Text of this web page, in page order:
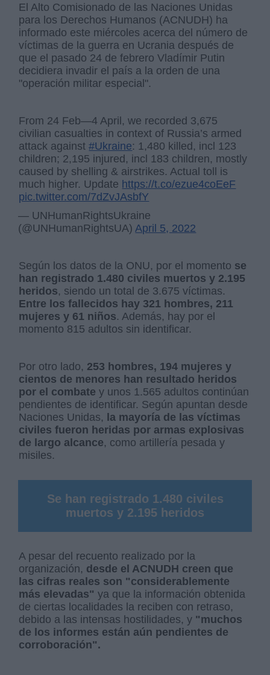
El Alto Comisionado de las Naciones Unidas
para los Derechos Humanos (ACNUDH) ha
informado este miércoles acerca del número de
víctimas de la guerra en Ucrania después de
que el pasado 24 de febrero Vladímir Putin
decidiera invadir el país a la orden de una
"operación militar especial".
From 24 Feb—4 April, we recorded 3,675
civilian casualties in context of Russia’s armed
attack against#Ukraine: 1,480 killed, incl 123
children; 2,195 injured, incl 183 children, mostly
caused by shelling & airstrikes. Actual toll is
much higher. Update https://t.co/ezue4coEeF
pic.twitter.com/7dZvJAsbfY
— UNHumanRightsUkraine
(@UNHumanRightsUA) April 5, 2022
Según los datos de la ONU, por el momento se
han registrado 1.480 civiles muertos y 2.195
heridos, siendo un total de 3.675 víctimas.
Entre los fallecidos hay 321 hombres, 211
mujeres y 61 niños. Además, hay por el
momento 815 adultos sin identificar.
Por otro lado, 253 hombres, 194 mujeres y
cientos de menores han resultado heridos
por el combate y unos 1.565 adultos continúan
pendientes de identificar. Según apuntan desde
Naciones Unidas, la mayoría de las víctimas
civiles fueron heridas por armas explosivas
de largo alcance, como artillería pesada y
misiles.
Se han registrado 1.480 civiles
muertos y 2.195 heridos
A pesar del recuento realizado por la
organización, desde el ACNUDH creen que
las cifras reales son "considerablemente
más elevadas" ya que la información obtenida
de ciertas localidades la reciben con retraso,
debido a las intensas hostilidades, y "muchos
de los informes están aún pendientes de
corroboración".